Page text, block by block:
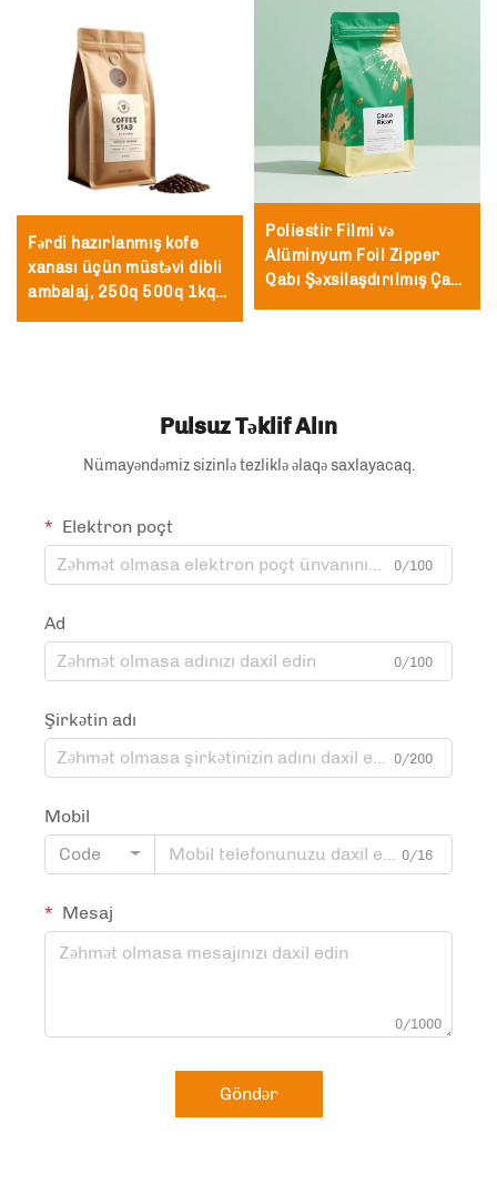
Fərdi hazırlanmış kofe
xanası üçün müstəvi dibli
ambalaj, 250q 500q 1kq
Poliestir Filmi və
Alüminyum Foil Zipper
Qabı Şəxsilaşdırılmış Çap
Edilmiş Təkrar İstifadə
Pulsuz Təklif Alın
Nümayəndəmiz sizinlə tezliklə əlaqə saxlayacaq.
Elektron poçt
0/100
Ad
0/100
Şirkətin adı
0/200
Mobil
Code
0/16
Mesaj
0/1000
Göndər